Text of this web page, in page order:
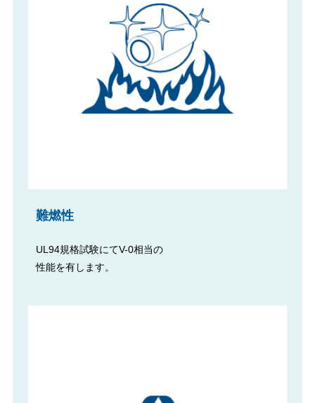
難燃性
UL94規格試験にてV-0相当の
性能を有します。